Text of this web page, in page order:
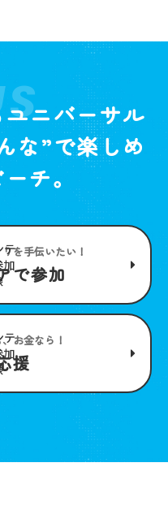
ニバーサル
な”で楽しめ
チ。
を手伝いたい！
で参加
お金なら！
援